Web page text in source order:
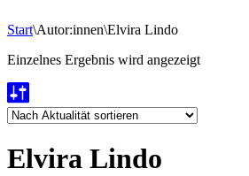
Start\Autor:innen\Elvira Lindo
Einzelnes Ergebnis wird angezeigt
Elvira Lindo